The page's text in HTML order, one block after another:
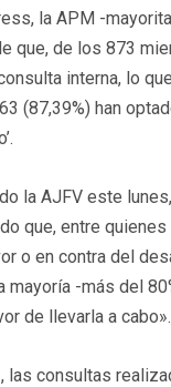
la APM -
que, de los 873
interna, lo
(87,39%) han
la AJFV este
que, entre quienes
o en contra del
mayoría -más del
de llevarla a cabo».
las consultas